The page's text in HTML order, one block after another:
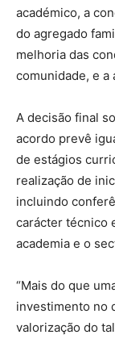
académico, a
do agregado
melhoria das
comunidade, e
A decisão final
acordo prevê
de estágios
realização de
incluindo
carácter técnico
academia e o
“Mais do que
investimento no
valorização do